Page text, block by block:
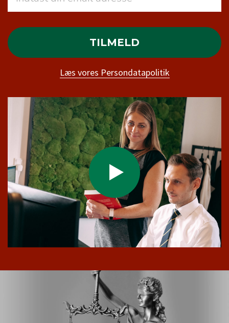
TILMELD
Læs vores Persondatapolitik